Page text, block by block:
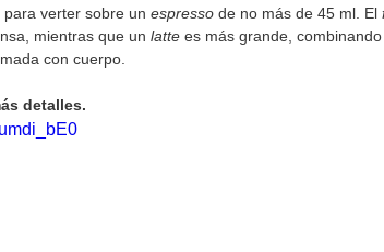
verter sobre un espresso de no más de 45 ml. El
mientras que un latte es más grande,
con cuerpo.
detalles.